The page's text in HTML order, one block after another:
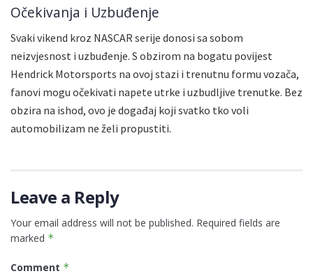
Očekivanja i Uzbuđenje
Svaki vikend kroz NASCAR serije donosi sa sobom
neizvjesnost i uzbuđenje. S obzirom na bogatu povijest
Hendrick Motorsports na ovoj stazi i trenutnu formu vozača,
fanovi mogu očekivati napete utrke i uzbudljive trenutke. Bez
obzira na ishod, ovo je događaj koji svatko tko voli
automobilizam ne želi propustiti.
Leave a Reply
Your email address will not be published. Required fields are
marked *
Comment *